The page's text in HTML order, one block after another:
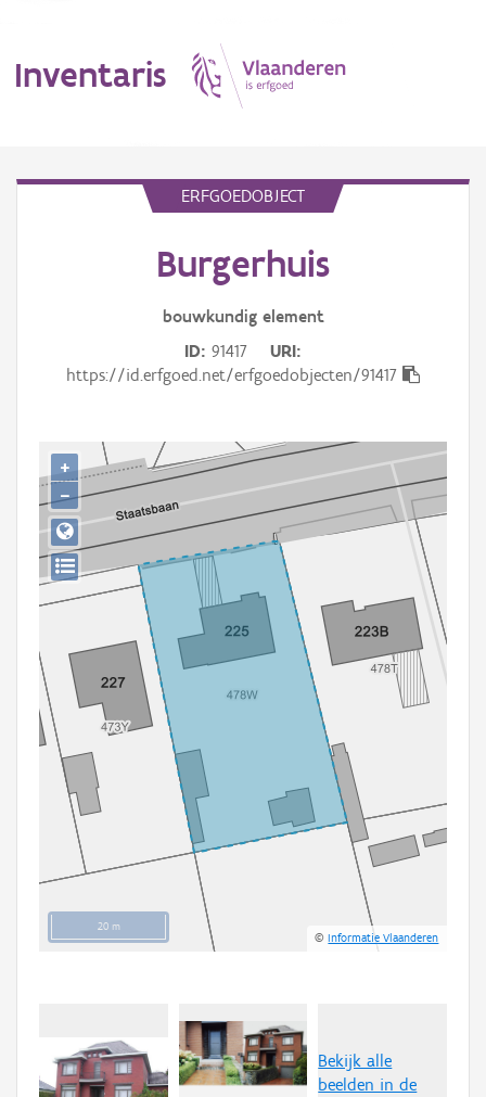
Inventaris
Gebeurtenis
Persoon of collectief
Downloads
Hergebruik
ERFGOEDOBJECT
Burgerhuis
bouwkundig element
ID 91417
URI
https://id.erfgoed.net/erfgoedobjecten/91417
20 m
©Informatie Vlaanderen
+
−
Bekijk alle
beelden in de